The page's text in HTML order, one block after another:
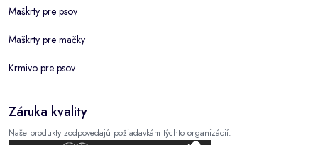
Maškrty pre psov
Maškrty pre mačky
Krmivo pre psov
Záruka kvality
Naše produkty zodpovedajú požiadavkám týchto organizácií: